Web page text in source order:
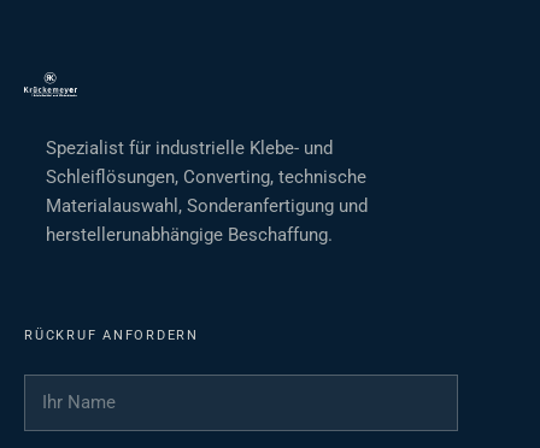
Spezialist für industrielle Klebe- und
Schleiflösungen, Converting, technische
Materialauswahl, Sonderanfertigung und
herstellerunabhängige Beschaffung.
RÜCKRUF ANFORDERN
Ihr Name